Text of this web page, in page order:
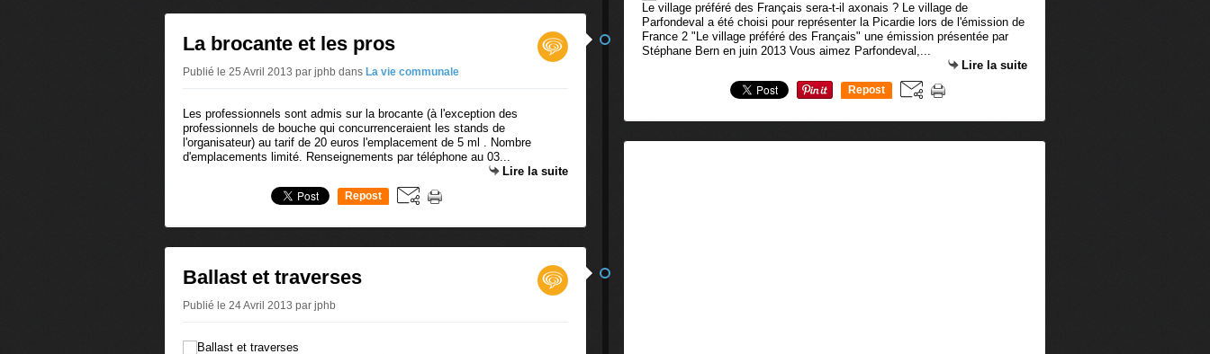
La brocante et les pros
Publié le 25 Avril 2013 par jphb dans La vie communale
Les professionnels sont admis sur la brocante (à l'exception des
professionnels de bouche qui concurrenceraient les stands de
l'organisateur) au tarif de 20 euros l'emplacement de 5 ml . Nombre
d'emplacements limité. Renseignements par téléphone au 03...
Lire la suite
Repost
Ballast et traverses
Publié le 24 Avril 2013 par jphb
Le village préféré des Français sera-t-il axonais ? Le village de
Parfondeval a été choisi pour représenter la Picardie lors de l'émission de
France 2 "Le village préféré des Français" une émission présentée par
Stéphane Bern en juin 2013 Vous aimez Parfondeval,...
Lire la suite
Repost